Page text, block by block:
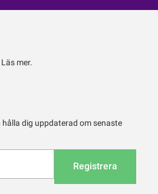
Läs mer.
dig uppdaterad om senaste
Registrera